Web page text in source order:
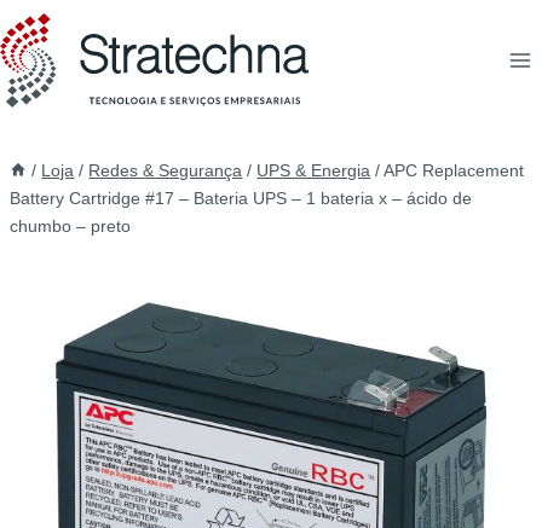
/ Loja / Redes & Segurança / UPS & Energia / APC Replacement
Battery Cartridge #17 – Bateria UPS – 1 bateria x – ácido de
chumbo – preto